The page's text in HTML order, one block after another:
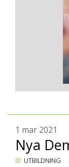
1 mar 2021
Nya
UTBILDNING